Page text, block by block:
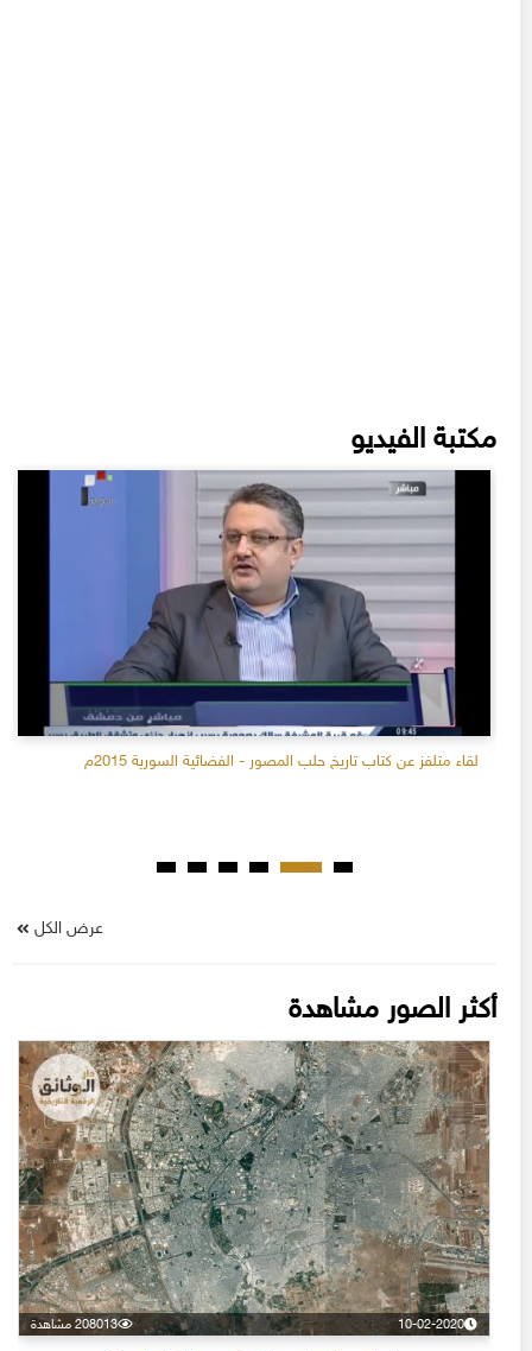
مكتبة الفيديو
لقاء متلفز عن كتاب تاريخ حلب المصور - الفضائية السورية 2015م
عرض الكل
أكثر الصور مشاهدة
10-02-2020 208013 مشاهدة